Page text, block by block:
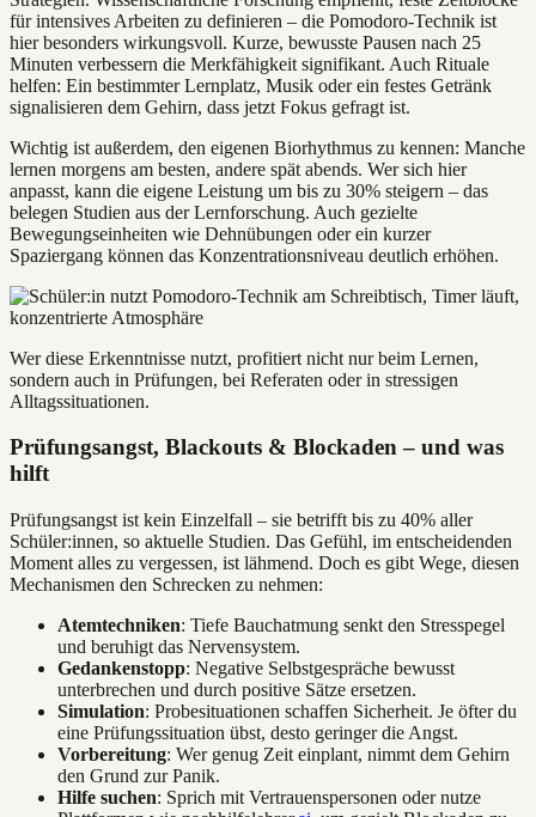
für intensives Arbeiten zu definieren – die Pomodoro-Technik ist
hier besonders wirkungsvoll. Kurze, bewusste Pausen nach 25
Minuten verbessern die Merkfähigkeit signifikant. Auch Rituale
helfen: Ein bestimmter Lernplatz, Musik oder ein festes Getränk
signalisieren dem Gehirn, dass jetzt Fokus gefragt ist.
Wichtig ist außerdem, den eigenen Biorhythmus zu kennen: Manche
lernen morgens am besten, andere spät abends. Wer sich hier
anpasst, kann die eigene Leistung um bis zu 30% steigern – das
belegen Studien aus der Lernforschung. Auch gezielte
Bewegungseinheiten wie Dehnübungen oder ein kurzer
Spaziergang können das Konzentrationsniveau deutlich erhöhen.
Wer diese Erkenntnisse nutzt, profitiert nicht nur beim Lernen,
sondern auch in Prüfungen, bei Referaten oder in stressigen
Alltagssituationen.
Prüfungsangst, Blackouts & Blockaden – und was
hilft
Prüfungsangst ist kein Einzelfall – sie betrifft bis zu 40% aller
Schüler:innen, so aktuelle Studien. Das Gefühl, im entscheidenden
Moment alles zu vergessen, ist lähmend. Doch es gibt Wege, diesen
Mechanismen den Schrecken zu nehmen:
Atemtechniken: Tiefe Bauchatmung senkt den Stresspegel
und beruhigt das Nervensystem.
Gedankenstopp: Negative Selbstgespräche bewusst
unterbrechen und durch positive Sätze ersetzen.
Simulation: Probesituationen schaffen Sicherheit. Je öfter du
eine Prüfungssituation übst, desto geringer die Angst.
Vorbereitung: Wer genug Zeit einplant, nimmt dem Gehirn
den Grund zur Panik.
Hilfe suchen: Sprich mit Vertrauenspersonen oder nutze